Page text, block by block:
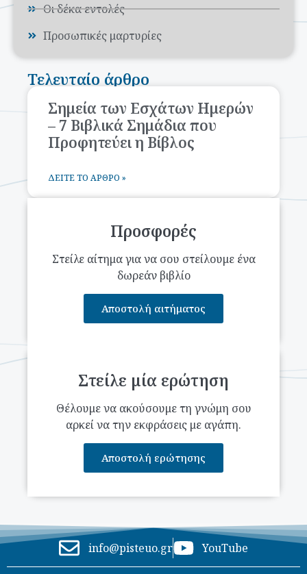
Οι δέκα εντολές
Προσωπικές μαρτυρίες
Τελευταίο άρθρο
Σημεία των Εσχάτων Ημερών
– 7 Βιβλικά Σημάδια που
Προφητεύει η Βίβλος
ΔΕΊΤΕ ΤΟ ΆΡΘΡΟ »
Προσφορές
Στείλε αίτημα για να σου στείλουμε ένα
δωρεάν βιβλίο
Αποστολή αιτήματος
Στείλε μία ερώτηση
Θέλουμε να ακούσουμε τη γνώμη σου
αρκεί να την εκφράσεις με αγάπη.
Αποστολή ερώτησης
info@pisteuo.gr YouTube